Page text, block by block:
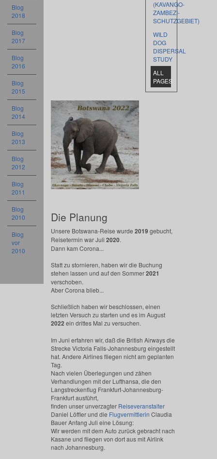
(KAVANGO-
ZAMBEZI-
SCHUTZGEBIET)
WILD
DOG
DISPERSAL
STUDY
ALL
PAGES
Die Planung
Unsere Botswana-Reise wurde 2019 gebucht,
Reisetermin war Juli 2020.
Dann kam Corona...
Statt zu stornieren, haben wir die Buchung
stehen lassen und auf den Sommer2021
verschoben.
Aber Corona blieb...
Schließlich haben wir beschlossen, einen
letzten Versuch zu starten und es im August
2022 ein drittes Mal zu versuchen.
Im Juni erfahren wir, daß die British Airways die
Strecke Victoria Falls-Johannesburg eingestellt
hat. Andere Airlines fliegen nicht am geplanten
Tag.
Nach vielen Überlegungen und zähen
Verhandlungen mit der Lufthansa, die den
Langstreckenflug Frankfurt-Johannesburg-
Frankfurt ausführt,
finden unser unverzagter Reiseveranstalter
Daniel Löffler und die Flugvermittlerin Claudia
Bauer Anfang Juli eine Lösung:
Wir werden mit dem Auto zurück gebracht nach
Kasane und fliegen von dort aus mit Airlink
nach Johannesburg.
Blog
2018
Blog
2017
Blog
2016
Blog
2015
Blog
2014
Blog
2013
Blog
2012
Blog
2011
Blog
2010
Blog
vor
2010